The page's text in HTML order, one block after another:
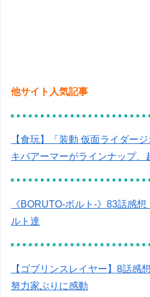
他サイト人気記事
【食玩】「装動 仮面ライダー
キバアーマーがラインナップ、
《BORUTO-ボルト-》83話感
ルト達
【ゴブリンスレイヤー】8話感
努力家ぶりに感動